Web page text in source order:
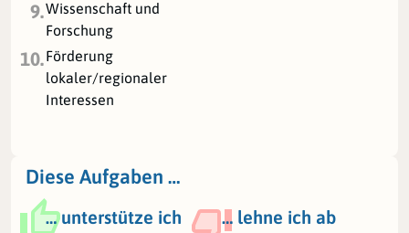
9.Wissenschaft und
Forschung
10.Förderung
lokaler/regionaler
Interessen
Diese Aufgaben …
… unterstütze ich
… lehne ich ab